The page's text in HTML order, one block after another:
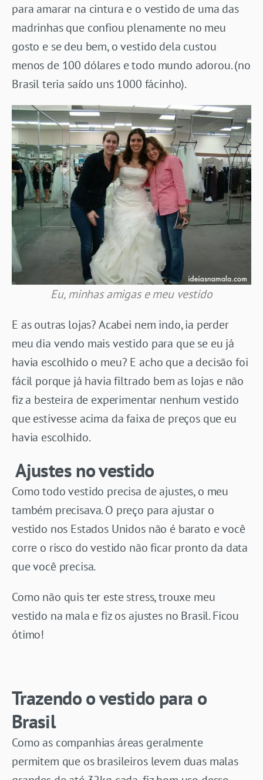
para amarar na cintura e o vestido de uma das
madrinhas que confiou plenamente no meu
gosto e se deu bem, o vestido dela custou
menos de 100 dólares e todo mundo adorou. (no
Brasil teria saído uns 1000 fácinho).
Eu, minhas amigas e meu vestido
E as outras lojas? Acabei nem indo, ia perder
meu dia vendo mais vestido para que se eu já
havia escolhido o meu? E acho que a decisão foi
fácil porque já havia filtrado bem as lojas e não
fiz a besteira de experimentar nenhum vestido
que estivesse acima da faixa de preços que eu
havia escolhido.
Ajustes no vestido
Como todo vestido precisa de ajustes, o meu
também precisava. O preço para ajustar o
vestido nos Estados Unidos não é barato e você
corre o risco do vestido não ficar pronto da data
que você precisa.
Como não quis ter este stress, trouxe meu
vestido na mala e fiz os ajustes no Brasil. Ficou
ótimo!
Trazendo o vestido para o
Brasil
Como as companhias áreas geralmente
permitem que os brasileiros levem duas malas